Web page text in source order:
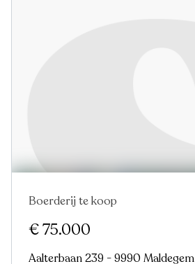
Nieuw
Boerderij te koop
€ 75.000
Aalterbaan 239 - 9990 Maldegem